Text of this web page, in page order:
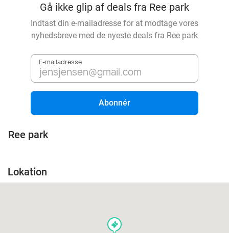
Gå ikke glip af deals fra Ree park
Indtast din e-mailadresse for at modtage vores
nyhedsbreve med de nyeste deals fra Ree park
E-mailadresse
Abonnér
Ree park
Lokation
events